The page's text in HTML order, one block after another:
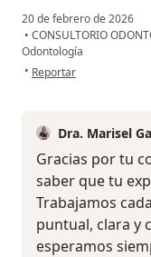
20 de febrero de 2026
• CONSULTORIO
Odontología
• en opinión del usuario
Reportar
Dra. Marisel
Gracias por tu
saber que tu
Trabajamos
puntual, clara y
esperamos